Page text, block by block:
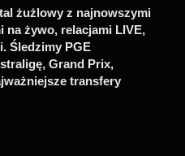
żużlowy z najnowszymi
na żywo, relacjami LIVE,
Śledzimy PGE
Grand Prix,
transfery